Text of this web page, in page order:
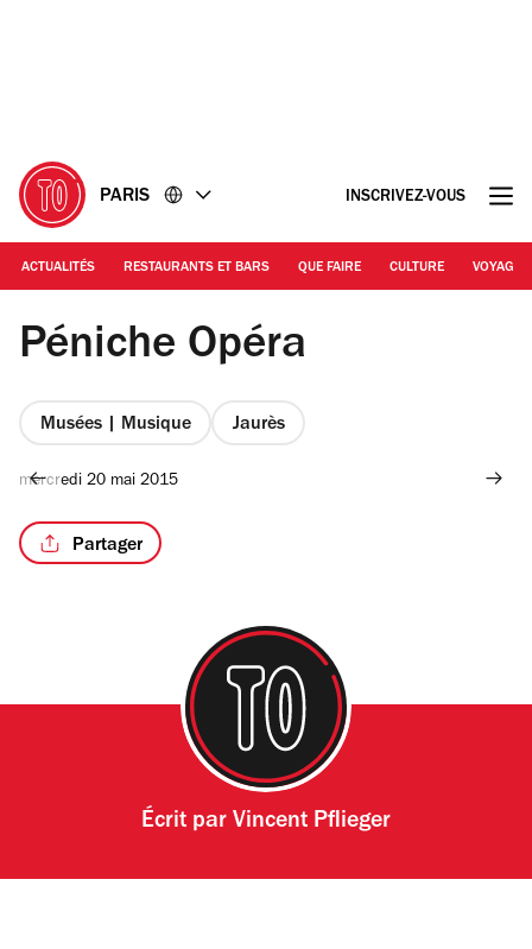
PARIS INSCRIVEZ-VOUS
ACTUALITÉS RESTAURANTS ET BARS QUE FAIRE CULTURE VOYAGE
© Vincent Pflieger
Péniche Opéra
Musées | Musique Jaurès
mercredi 20 mai 2015
Partager
Écrit par Vincent Pflieger